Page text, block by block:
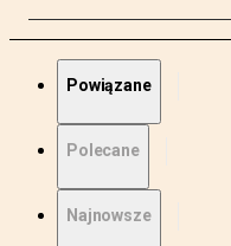
Powiązane
Polecane
Najnowsze